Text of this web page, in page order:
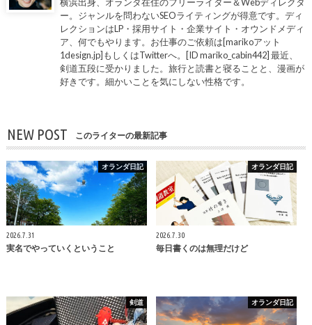
横浜出身、オランダ在住のフリーライター＆Webディレクタ
ー。ジャンルを問わないSEOライティングが得意です。ディ
レクションはLP・採用サイト・企業サイト・オウンドメディ
ア、何でもやります。お仕事のご依頼は[marikoアット
1design.jp]もしくはTwitterへ。[ID mariko_cabin442] 最近、
剣道五段に受かりました。旅行と読書と寝ることと、漫画が
好きです。細かいことを気にしない性格です。
NEW POST このライターの最新記事
オランダ日記
2026.7.31
実名でやっていくということ
オランダ日記
2026.7.30
毎日書くのは無理だけど
剣道 オランダ日記